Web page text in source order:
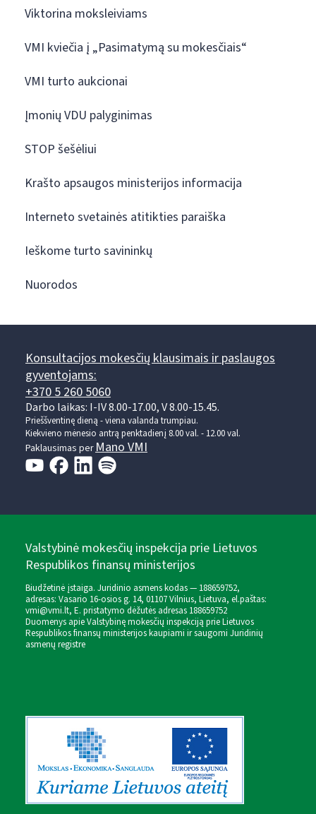
Viktorina moksleiviams
VMI kviečia į „Pasimatymą su mokesčiais“
VMI turto aukcionai
Įmonių VDU palyginimas
STOP šešėliui
Krašto apsaugos ministerijos informacija
Interneto svetainės atitikties paraiška
Ieškome turto savininkų
Nuorodos
Konsultacijos mokesčių klausimais ir paslaugos
gyventojams:
+370 5 260 5060
Darbo laikas: I-IV 8.00-17.00, V 8.00-15.45.
Prieššventinę dieną - viena valanda trumpiau.
Kiekvieno mėnesio antrą penktadienį 8.00 val. - 12.00 val.
Paklausimas per Mano VMI
Valstybinė mokesčių inspekcija prie Lietuvos
Respublikos finansų ministerijos
Biudžetinė įstaiga. Juridinio asmens kodas — 188659752,
adresas: Vasario 16-osios g. 14, 01107 Vilnius, Lietuva, el.paštas:
vmi@vmi.lt, E. pristatymo dėžutės adresas 188659752
Duomenys apie Valstybinę mokesčių inspekciją prie Lietuvos
Respublikos finansų ministerijos kaupiami ir saugomi Juridinių
asmenų registre